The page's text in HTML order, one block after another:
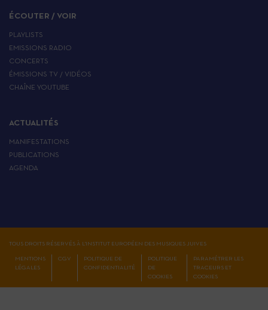
ÉCOUTER / VOIR
PLAYLISTS
EMISSIONS RADIO
CONCERTS
ÉMISSIONS TV / VIDÉOS
CHAÎNE YOUTUBE
ACTUALITÉS
MANIFESTATIONS
PUBLICATIONS
AGENDA
TOUS DROITS RÉSERVÉS À L'INSTITUT EUROPÉEN DES MUSIQUES JUIVES
MENTIONS
LÉGALES
CGV
POLITIQUE DE
CONFIDENTIALITÉ
POLITIQUE
DE
COOKIES
PARAMÉTRER LES
TRACEURS ET
COOKIES